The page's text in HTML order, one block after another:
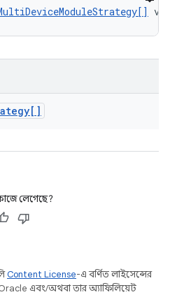
লেগেছে?
Content License-এ বর্ণিত লাইসেন্সের
এবং/অথবা তার অ্যাফিলিয়েট